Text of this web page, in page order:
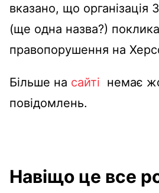
вказано, що організація
(ще одна назва?)
правопорушення на
Більше на сайті немає
повідомлень.
Навіщо це все